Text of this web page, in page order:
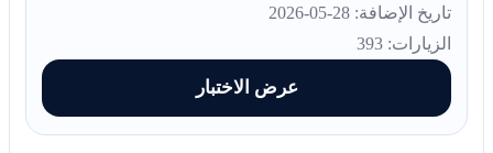
تاريخ الإضافة: 28-05-2026
الزيارات: 393
عرض الاختبار